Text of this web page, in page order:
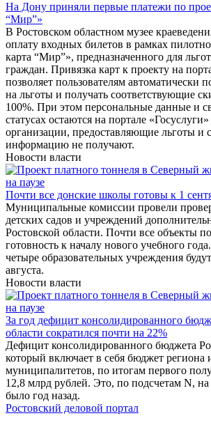
На Дону приняли первые платежи по
“Мир”»
В Ростовском областном музее
оплату входных билетов в рамках
карта “Мир”», предназначенного для
граждан. Привязка карт к проекту на
позволяет пользователям автоматически
на льготы и получать соответствующие
100%. При этом персональные данные и
статусах остаются на портале
организации, предоставляющие льготы и
информацию не получают.
Новости власти
Почти все донские школы готовы к 1
Муниципальные комиссии провели
детских садов и учреждений
Ростовской области. Почти все объекты
готовность к началу нового учебного
четыре образовательных учреждения
августа.
Новости власти
За год дефицит консолидированного
области сократился почти на 22%
Дефицит консолидированного бюджета
который включает в себя бюджет региона
муниципалитетов, по итогам первого
12,8 млрд рублей. Это, по подсчетам N,
было год назад.
Ростовский деловой портал